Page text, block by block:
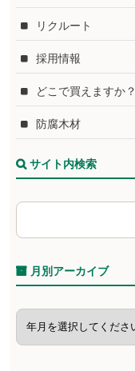
リクルート
採用情報
どこで買えますか？
防腐木材
サイト内検索
月別アーカイブ